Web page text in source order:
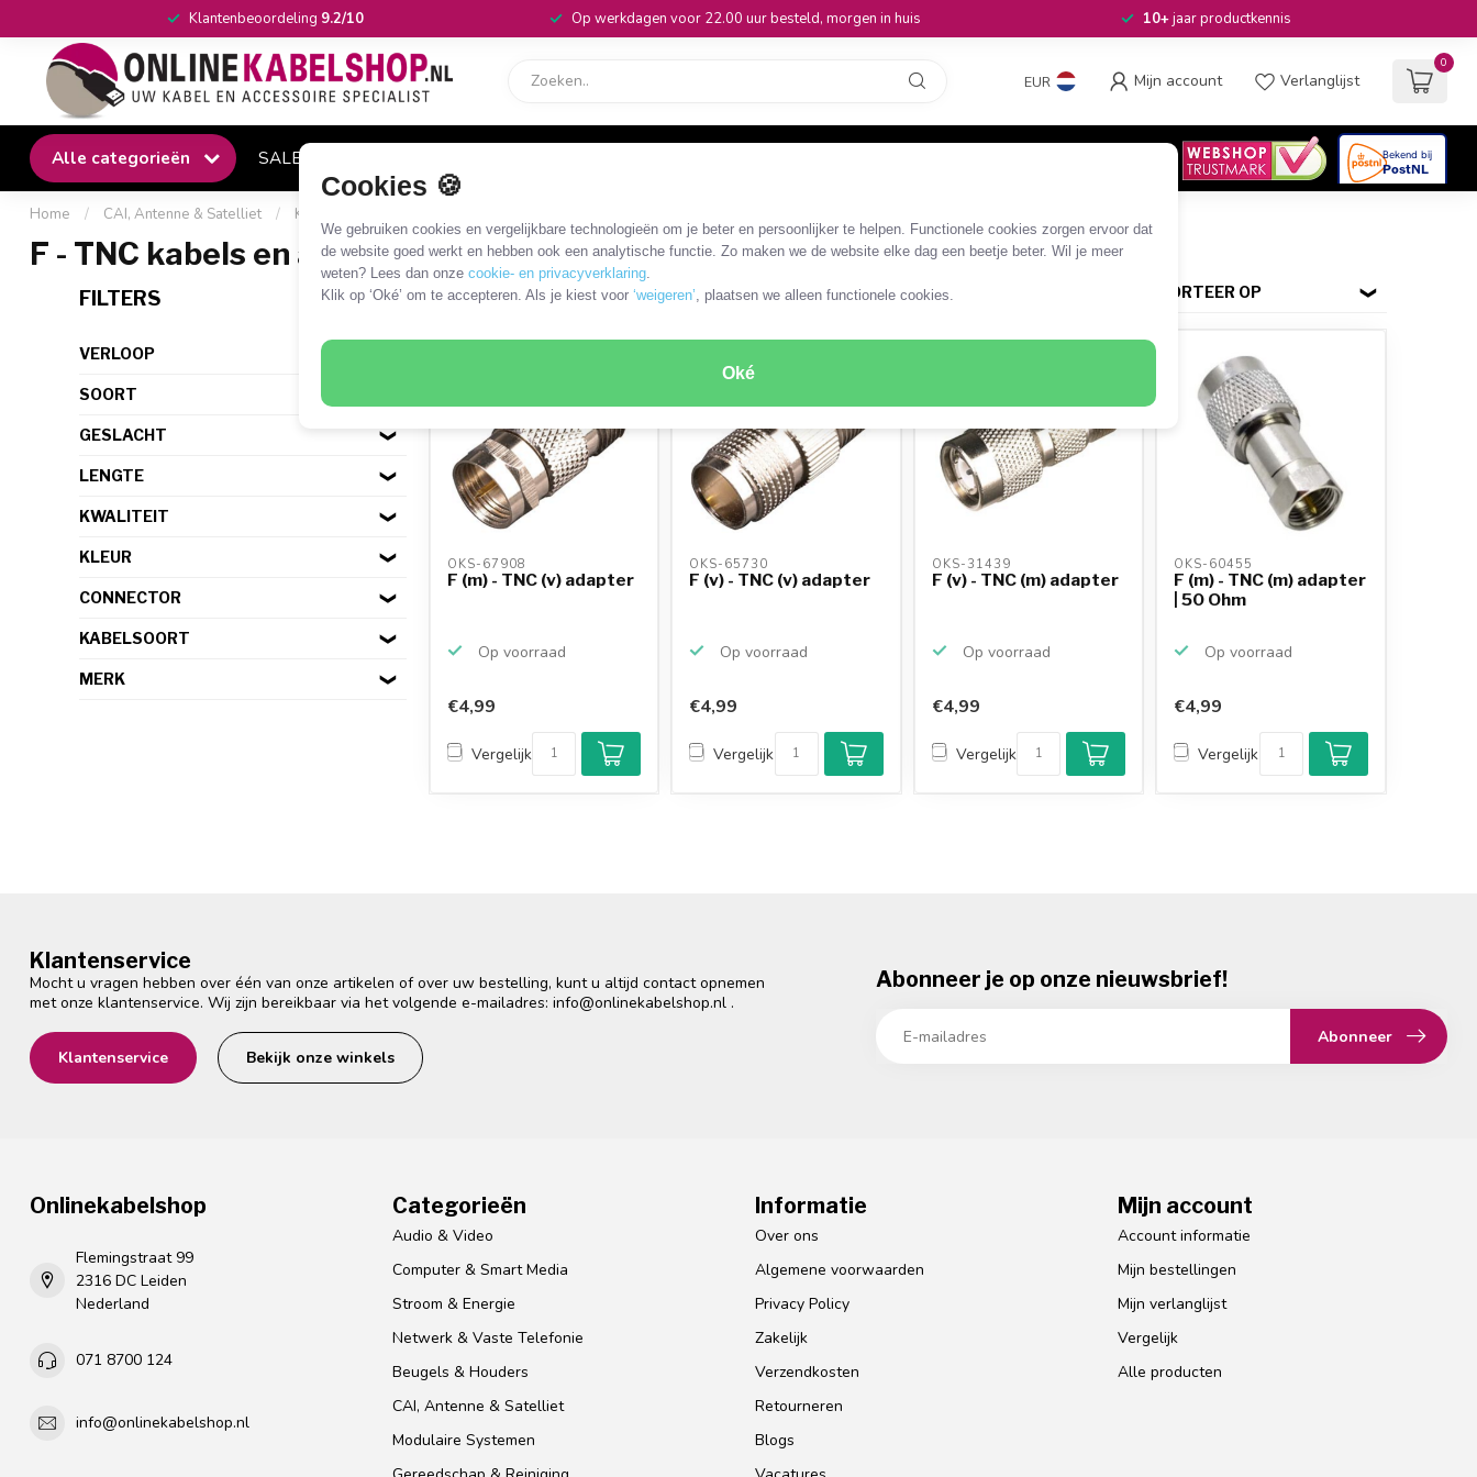
Cookies 🍪
We gebruiken cookies en vergelijkbare technologieën om je beter en persoonlijker te helpen. Functionele cookies zorgen ervoor dat
de website goed werkt en hebben ook een analytische functie. Zo maken we de website elke dag een beetje beter. Wil je meer
weten? Lees dan onze cookie- en privacyverklaring.
Klik op ‘Oké’ om te accepteren. Als je kiest voor ‘weigeren’, plaatsen we alleen functionele cookies.
Oké
Klantenbeoordeling 9.2/10 Op werkdagen voor 22.00 uur besteld, morgen in huis 10+jaar productkennis
EUR Mijn account Verlanglijst
0
Alle categorieën SALE
Home / CAI, Antenne & Satelliet / Kabels en adapters
F - TNC kabels en adapters
FILTERS
VERLOOP
SOORT
GESLACHT
LENGTE
KWALITEIT
KLEUR
CONNECTOR
KABELSOORT
MERK
4 PRODUCTEN SORTEER OP
OKS-67908
F (m) - TNC (v) adapter
Op voorraad
€4,99
Vergelijk
OKS-65730
F (v) - TNC (v) adapter
Op voorraad
€4,99
Vergelijk
OKS-31439
F (v) - TNC (m) adapter
Op voorraad
€4,99
Vergelijk
OKS-60455
F (m) - TNC (m) adapter
| 50 Ohm
Op voorraad
€4,99
Vergelijk
Klantenservice
Mocht u vragen hebben over één van onze artikelen of over uw bestelling, kunt u altijd contact opnemen
met onze klantenservice. Wij zijn bereikbaar via het volgende e-mailadres: info@onlinekabelshop.nl .
Klantenservice Bekijk onze winkels
Abonneer je op onze nieuwsbrief!
Abonneer
Onlinekabelshop
Flemingstraat 99
2316 DC Leiden
Nederland
071 8700 124
info@onlinekabelshop.nl
Categorieën
Audio & Video
Computer & Smart Media
Stroom & Energie
Netwerk & Vaste Telefonie
Beugels & Houders
CAI, Antenne & Satelliet
Modulaire Systemen
Informatie
Over ons
Algemene voorwaarden
Privacy Policy
Zakelijk
Verzendkosten
Retourneren
Blogs
Mijn account
Account informatie
Mijn bestellingen
Mijn verlanglijst
Vergelijk
Alle producten